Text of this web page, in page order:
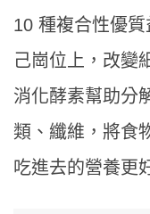
10 種複合性優
己崗位上，改變
消化酵素幫助分
類、纖維，將食
吃進去的營養更